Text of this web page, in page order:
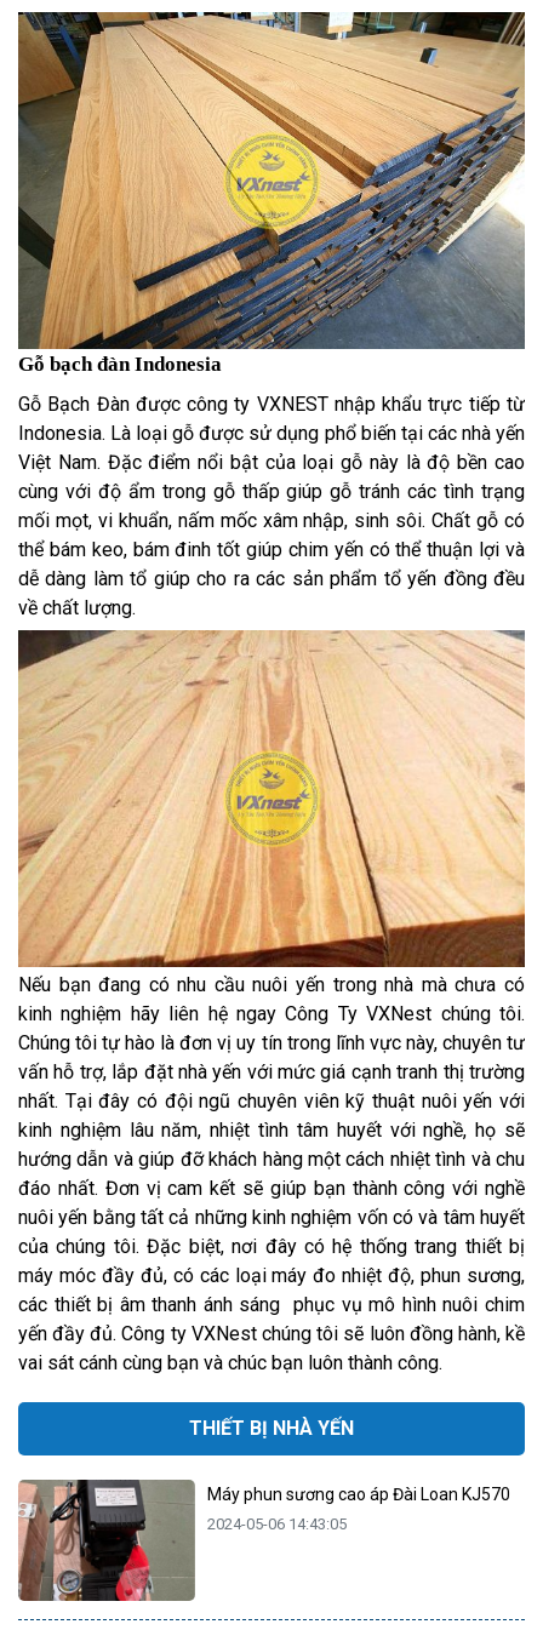
Gỗ bạch đàn Indonesia
Gỗ Bạch Đàn được công ty VXNEST nhập khẩu trực tiếp từ
Indonesia. Là loại gỗ được sử dụng phổ biến tại các nhà yến
Việt Nam. Đặc điểm nổi bật của loại gỗ này là độ bền cao
cùng với độ ẩm trong gỗ thấp giúp gỗ tránh các tình trạng
mối mọt, vi khuẩn, nấm mốc xâm nhập, sinh sôi. Chất gỗ có
thể bám keo, bám đinh tốt giúp chim yến có thể thuận lợi và
dễ dàng làm tổ giúp cho ra các sản phẩm tổ yến đồng đều
về chất lượng.
Nếu bạn đang có nhu cầu nuôi yến trong nhà mà chưa có
kinh nghiệm hãy liên hệ ngay Công Ty VXNest chúng tôi.
Chúng tôi tự hào là đơn vị uy tín trong lĩnh vực này, chuyên tư
vấn hỗ trợ, lắp đặt nhà yến với mức giá cạnh tranh thị trường
nhất. Tại đây có đội ngũ chuyên viên kỹ thuật nuôi yến với
kinh nghiệm lâu năm, nhiệt tình tâm huyết với nghề, họ sẽ
hướng dẫn và giúp đỡ khách hàng một cách nhiệt tình và chu
đáo nhất. Đơn vị cam kết sẽ giúp bạn thành công với nghề
nuôi yến bằng tất cả những kinh nghiệm vốn có và tâm huyết
của chúng tôi. Đặc biệt, nơi đây có hệ thống trang thiết bị
máy móc đầy đủ, có các loại máy đo nhiệt độ, phun sương,
các thiết bị âm thanh ánh sáng phục vụ mô hình nuôi chim
yến đầy đủ. Công ty VXNest chúng tôi sẽ luôn đồng hành, kề
vai sát cánh cùng bạn và chúc bạn luôn thành công.
THIẾT BỊ NHÀ YẾN
Máy phun sương cao áp Đài Loan KJ570
2024-05-06 14:43:05